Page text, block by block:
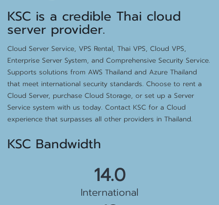
KSC is a credible Thai cloud
server provider.
Cloud Server Service, VPS Rental, Thai VPS, Cloud VPS,
Enterprise Server System, and Comprehensive Security Service.
Supports solutions from AWS Thailand and Azure Thailand
that meet international security standards. Choose to rent a
Cloud Server, purchase Cloud Storage, or set up a Server
Service system with us today. Contact KSC for a Cloud
experience that surpasses all other providers in Thailand.
KSC Bandwidth
15.5 Gbps
International